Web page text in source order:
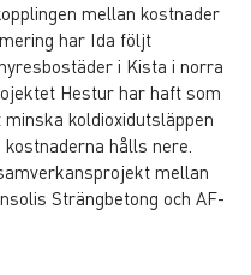
mellan kostnader
har Ida följt
i Kista i norra
Hestur har haft som
koldioxidutsläppen
hålls nere.
mellan
Strängbetong och AF-